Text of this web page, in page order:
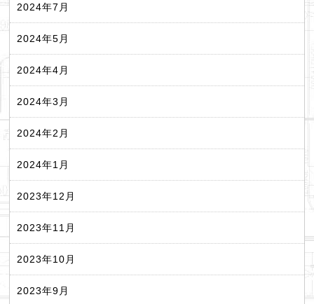
2024年7月
2024年5月
2024年4月
2024年3月
2024年2月
2024年1月
2023年12月
2023年11月
2023年10月
2023年9月